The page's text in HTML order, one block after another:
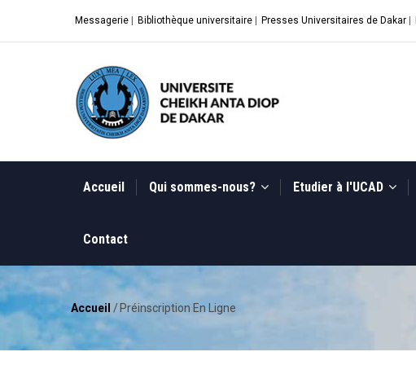
Messagerie Bibliothèque universitaire Presses Universitaires de Dakar
NAVIGATION
Accueil Qui sommes-nous? Etudier à l'UCAD
Contact
Fil
d'Ariane
Accueil / Préinscription En Ligne